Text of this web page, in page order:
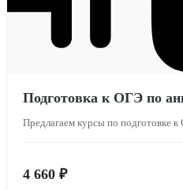
Подготовка к ОГЭ по
Предлагаем курсы по подготовке к
4 660 ₽